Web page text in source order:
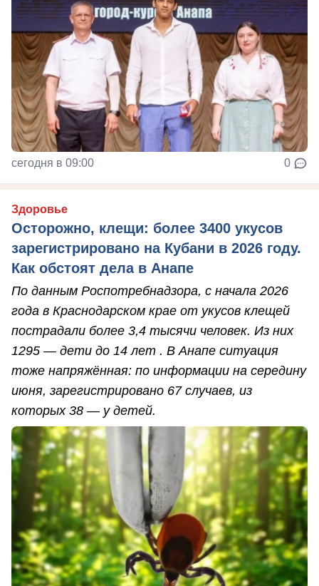
сегодня в 09:00 0
Здоровье
Осторожно, клещи: более 3400 укусов
зарегистрировано на Кубани в 2026 году.
Как обстоят дела в Анапе
По данным Роспотребнадзора, с начала 2026
года в Краснодарском крае от укусов клещей
пострадали более 3,4 тысячи человек. Из них
1295 — дети до 14 лет . В Анапе ситуация
тоже напряжённая: по информации на середину
июня, зарегистрировано 67 случаев, из
которых 38 — у детей.